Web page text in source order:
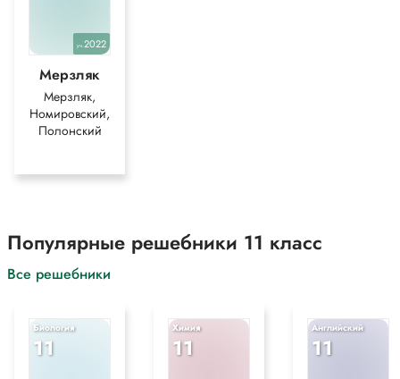
уч.2022
Мерзляк
Мерзляк,
Номировский,
Полонский
Популярные решебники 11 класс
Все решебники
Биология
11
Химия
11
Английский
11